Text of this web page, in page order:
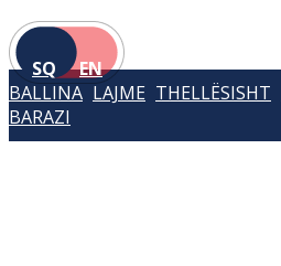
SQ EN
BALLINA LAJME THELLËSISHT
BARAZI